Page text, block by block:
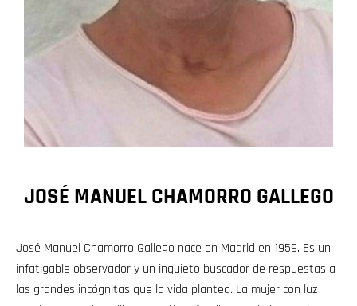
JOSÉ MANUEL CHAMORRO GALLEGO
José Manuel Chamorro Gallego nace en Madrid en 1959. Es un
infatigable observador y un inquieto buscador de respuestas a
las grandes incógnitas que la vida plantea. La mujer con luz